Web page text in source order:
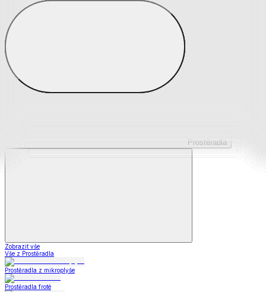
Prostěradla z mikroplyše
Prostěradla froté
Prostěradla
Zobrazit vše
Vše z Prostěradla
Prostěradla z mikroplyše
Prostěradla froté